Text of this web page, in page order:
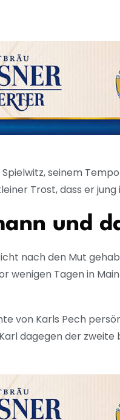
seinem
Trost, dass er
und
nach den Mut
wenigen Tagen in
von Karls Pech
dagegen der